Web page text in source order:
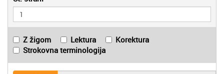
Z žigom Lektura
Korektura
Strokovna terminologija